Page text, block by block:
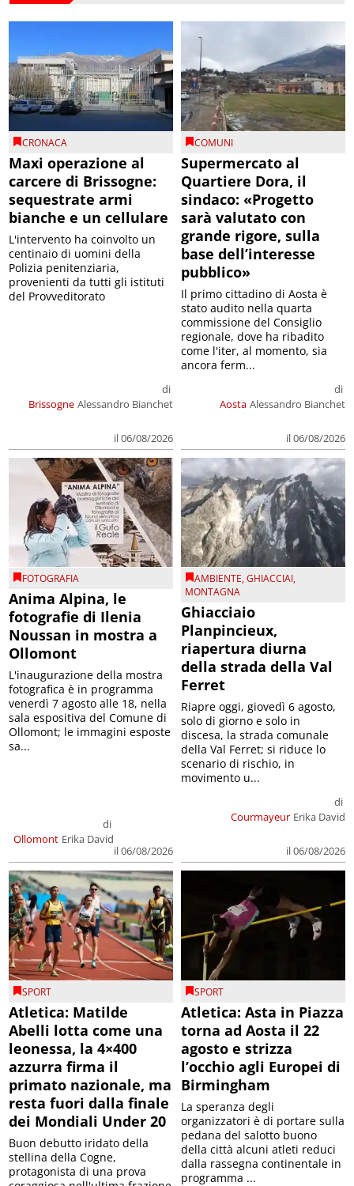
CRONACA
Maxi operazione al
carcere di Brissogne:
sequestrate armi
bianche e un cellulare
Brissogne
di
Alessandro Bianchet
il 06/08/2026
L'intervento ha coinvolto un
centinaio di uomini della
Polizia penitenziaria,
provenienti da tutti gli istituti
del Provveditorato
COMUNI
Supermercato al
Quartiere Dora, il
sindaco: «Progetto
sarà valutato con
grande rigore, sulla
base dell’interesse
pubblico»
Aosta
di
Alessandro Bianchet
il 06/08/2026
Il primo cittadino di Aosta è
stato audito nella quarta
commissione del Consiglio
regionale, dove ha ribadito
come l'iter, al momento, sia
ancora ferm...
FOTOGRAFIA
Anima Alpina, le
fotografie di Ilenia
Noussan in mostra a
Ollomont
Ollomont
di
Erika David
il 06/08/2026
L'inaugurazione della mostra
fotografica è in programma
venerdì 7 agosto alle 18, nella
sala espositiva del Comune di
Ollomont; le immagini esposte
sa...
AMBIENTE,GHIACCIAI,
MONTAGNA
Ghiacciaio
Planpincieux,
riapertura diurna
della strada della Val
Ferret
Courmayeur
di
Erika David
il 06/08/2026
Riapre oggi, giovedì 6 agosto,
solo di giorno e solo in
discesa, la strada comunale
della Val Ferret; si riduce lo
scenario di rischio, in
movimento u...
SPORT
Atletica: Matilde
Abelli lotta come una
leonessa, la 4×400
azzurra firma il
primato nazionale, ma
resta fuori dalla finale
dei Mondiali Under 20
Buon debutto iridato della
stellina della Cogne,
protagonista di una prova
SPORT
Atletica: Asta in Piazza
torna ad Aosta il 22
agosto e strizza
l’occhio agli Europei di
Birmingham
La speranza degli
organizzatori è di portare sulla
pedana del salotto buono
della città alcuni atleti reduci
dalla rassegna continentale in
programma ...